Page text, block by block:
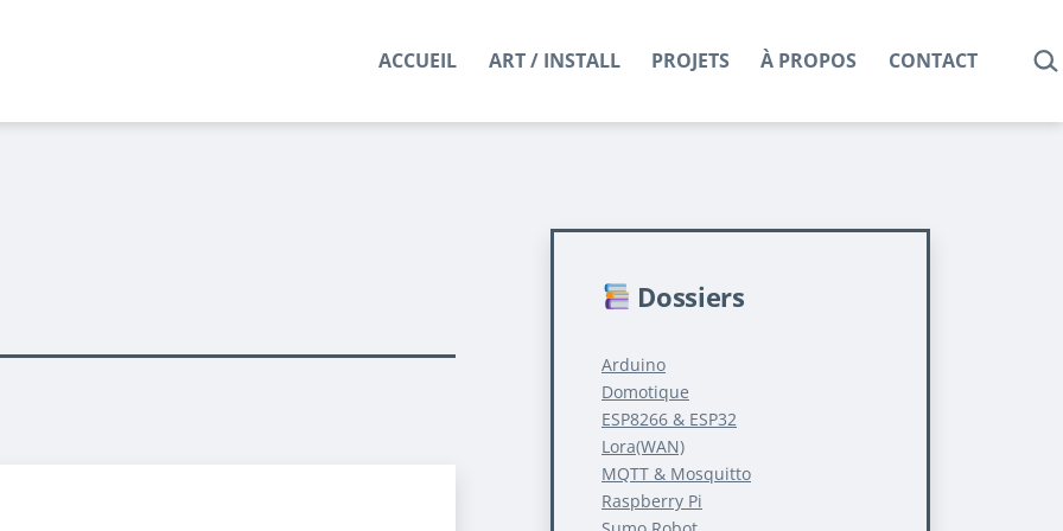
ACCUEIL ART / INSTALL PROJETS À PROPOS CONTACT
Dossiers
Arduino
Domotique
ESP8266 & ESP32
Lora(WAN)
MQTT & Mosquitto
Raspberry Pi